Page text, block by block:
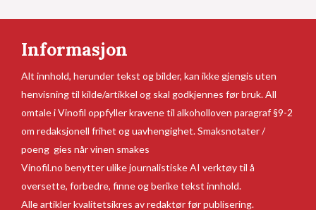
Informasjon
Alt innhold, herunder tekst og bilder, kan ikke gjengis uten
henvisning til kilde/artikkel og skal godkjennes før bruk. All
omtale i Vinofil oppfyller kravene til alkoholloven paragraf §9-2
om redaksjonell frihet og uavhengighet. Smaksnotater /
poeng gies når vinen smakes
Vinofil.no benytter ulike journalistiske AI verktøy til å
oversette, forbedre, finne og berike tekst innhold.
Alle artikler kvalitetsikres av redaktør før publisering.